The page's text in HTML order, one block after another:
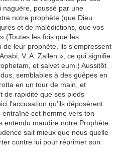
naguère, poussé par une
notre prophète (que Dieu
et de malédictions, que vos
(Toutes les fois que les
de leur prophète, ils s'empressent
V. A. Zallen », ce qui signifie
et salvet eum.) Aussitôt
semblables à des guêpes en
en un tour de main, et
de rapidité que ses pieds
l'accusation qu'ils déposèrent
cet homme vers ton
entendu maudire notre Prophète
sait mieux que nous quelle
contre lui pour réprimer son